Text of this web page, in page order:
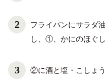
フライパンにサラダ
し、①、かにのほぐ
②に酒と塩・こしょ